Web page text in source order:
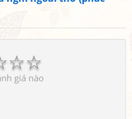
☆
☆
giá nào